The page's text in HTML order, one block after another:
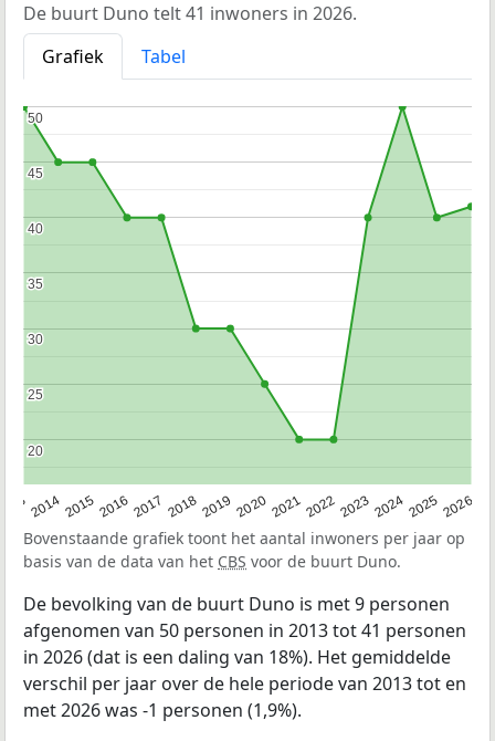
De buurt Duno telt 41 inwoners in 2026.
Grafiek
Tabel
2014201520162017 20182019 2020202120222023202420252026
20
20
25
25
30
30
35
35
40
40
45
45
50
50
Bovenstaande grafiek toont het aantal inwoners per jaar op
basis van de data van het CBS voor de buurt Duno.
De bevolking van de buurt Duno is met 9 personen
afgenomen van 50 personen in 2013 tot 41 personen
in 2026 (dat is een daling van 18%). Het gemiddelde
verschil per jaar over de hele periode van 2013 tot en
met 2026 was -1 personen (1,9%).